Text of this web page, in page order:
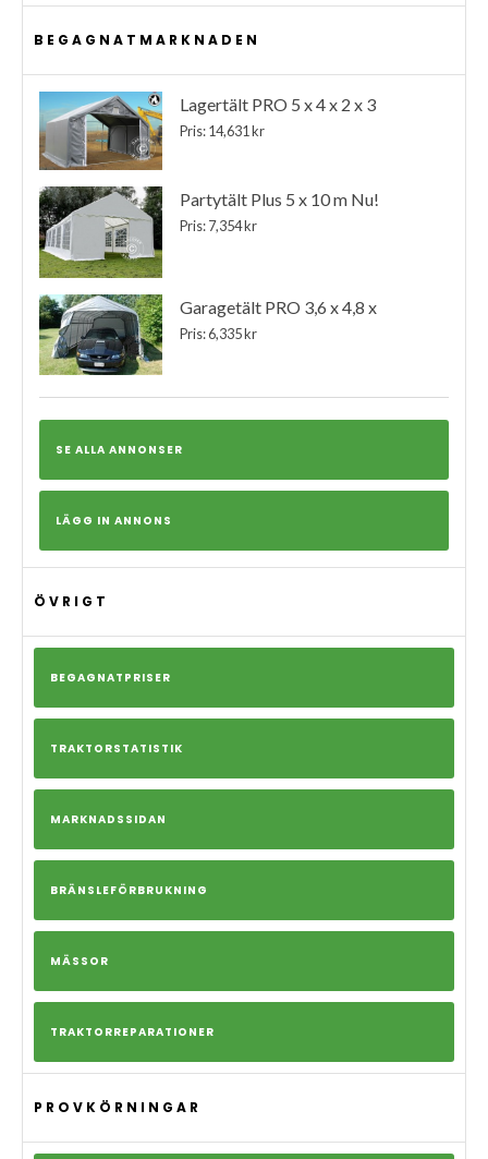
BEGAGNATMARKNADEN
Lagertält PRO 5 x 4 x 2 x 3
Pris: 14,631 kr
Partytält Plus 5 x 10 m Nu!
Pris: 7,354 kr
Garagetält PRO 3,6 x 4,8 x
Pris: 6,335 kr
SE ALLA ANNONSER
LÄGG IN ANNONS
ÖVRIGT
BEGAGNATPRISER
TRAKTORSTATISTIK
MARKNADSSIDAN
BRÄNSLEFÖRBRUKNING
MÄSSOR
TRAKTORREPARATIONER
PROVKÖRNINGAR